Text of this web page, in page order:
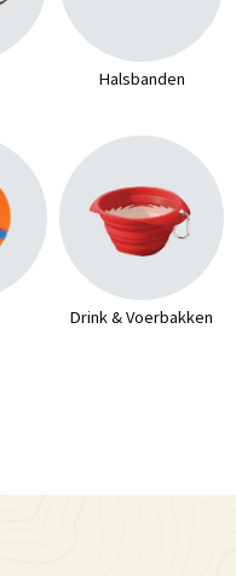
Halsbanden
Drink & Voerbakken